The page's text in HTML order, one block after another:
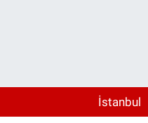
İstanbul